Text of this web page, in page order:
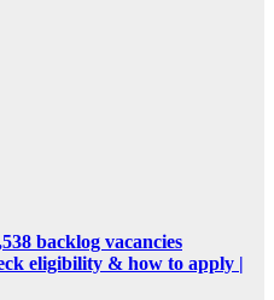
backlog vacancies
eligibility & how to apply |